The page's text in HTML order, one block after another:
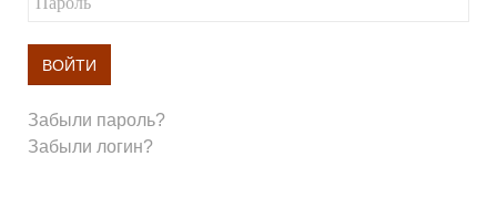
ВОЙТИ
Забыли пароль?
Забыли логин?